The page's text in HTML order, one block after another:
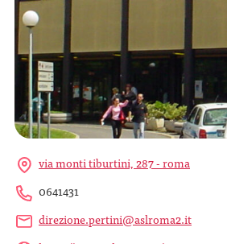
via monti tiburtini, 287 - roma
0641431
direzione.pertini@aslroma2.it